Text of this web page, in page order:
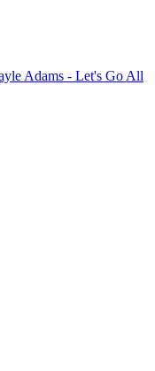
Adams - Let's Go All